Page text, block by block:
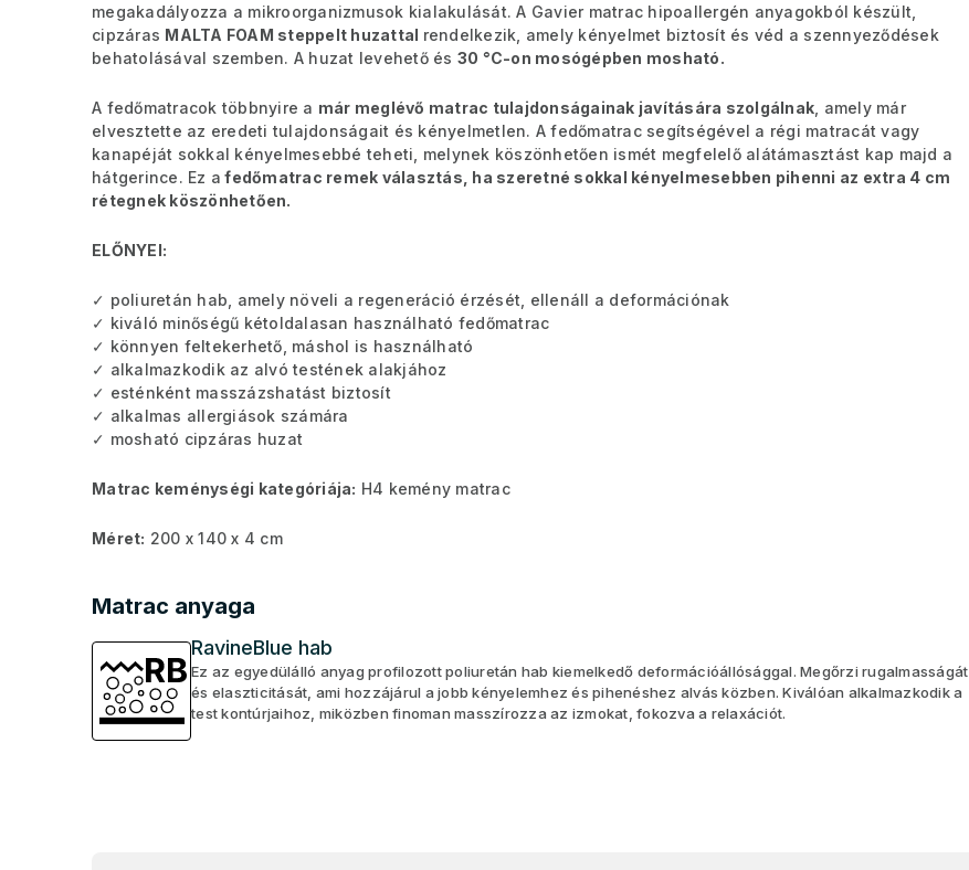
megakadályozza a mikroorganizmusok kialakulását. A Gavier matrac hipoallergén anyagokból készült,
cipzáras MALTA FOAM steppelt huzattal rendelkezik, amely kényelmet biztosít és véd a szennyeződések
behatolásával szemben. A huzat levehető és 30 °C-on mosógépben mosható.
A fedőmatracok többnyire a már meglévő matrac tulajdonságainak javítására szolgálnak , amely már
elvesztette az eredeti tulajdonságait és kényelmetlen. A fedőmatrac segítségével a régi matracát vagy
kanapéját sokkal kényelmesebbé teheti, melynek köszönhetően ismét megfelelő alátámasztást kap majd a
hátgerince. Ez a fedőmatrac remek választás, ha szeretné sokkal kényelmesebben pihenni az extra 4 cm
rétegnek köszönhetően.
ELŐNYEI:
✓ poliuretán hab, amely növeli a regeneráció érzését, ellenáll a deformációnak
✓ kiváló minőségű kétoldalasan használható fedőmatrac
✓ könnyen feltekerhető, máshol is használható
✓ alkalmazkodik az alvó testének alakjához
✓ esténként masszázshatást biztosít
✓ alkalmas allergiások számára
✓ mosható cipzáras huzat
Matrac keménységi kategóriája: H4 kemény matrac
Méret: 200 x 140 x 4 cm
Matrac anyaga
RavineBlue hab
Ez az egyedülálló anyag profilozott poliuretán hab kiemelkedő deformációállósággal. Megőrzi rugalmasságát
és elaszticitását, ami hozzájárul a jobb kényelemhez és pihenéshez alvás közben. Kiválóan alkalmazkodik a
test kontúrjaihoz, miközben finoman masszírozza az izmokat, fokozva a relaxációt.